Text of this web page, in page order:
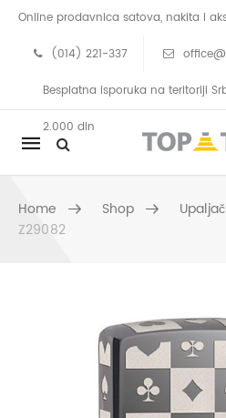
Online prodavnica satova, nakita i
(014) 221-337
Besplatna isporuka na teritoriji
2.000 din
Mobile
navigation
Home Shop
Z29082